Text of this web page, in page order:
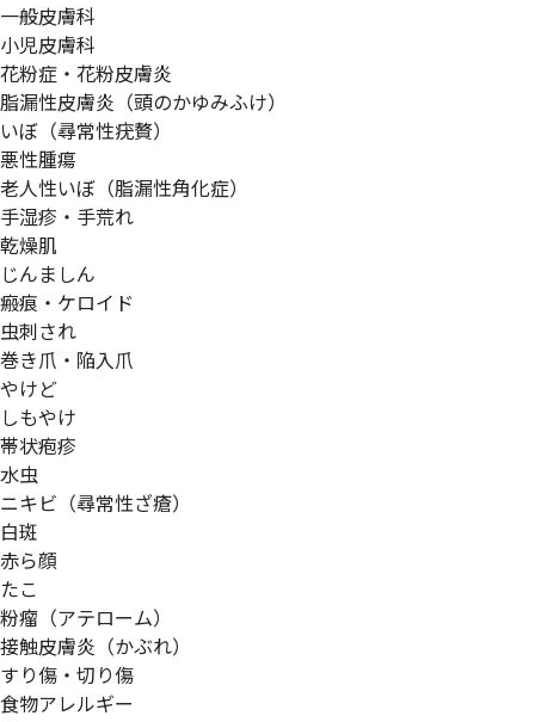
一般皮膚科
小児皮膚科
花粉症・花粉皮膚炎
脂漏性皮膚炎（頭のかゆみふけ）
いぼ（尋常性疣贅）
悪性腫瘍
老人性いぼ（脂漏性角化症）
手湿疹・手荒れ
乾燥肌
じんましん
瘢痕・ケロイド
虫刺され
巻き爪・陥入爪
やけど
しもやけ
帯状疱疹
水虫
ニキビ（尋常性ざ瘡）
白斑
赤ら顔
たこ
粉瘤（アテローム）
接触皮膚炎（かぶれ）
すり傷・切り傷
食物アレルギー